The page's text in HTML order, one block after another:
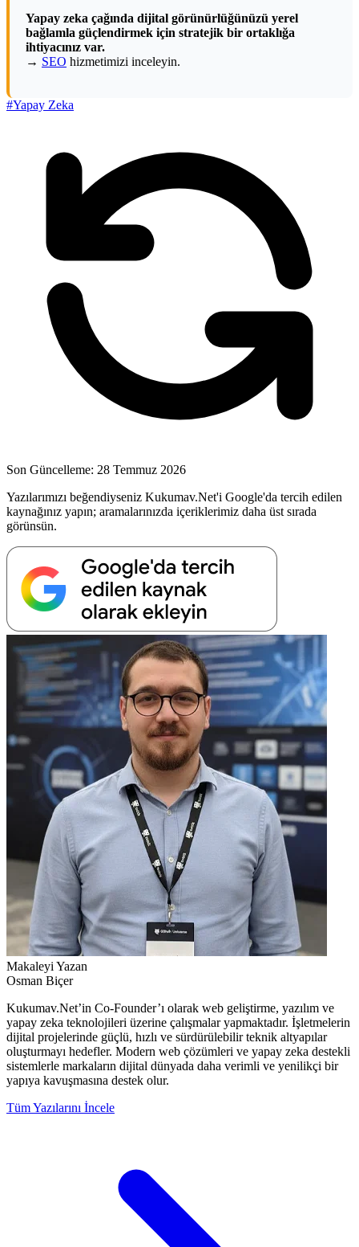
Yapay zeka çağında dijital görünürlüğünüzü yerel
bağlamla güçlendirmek için stratejik bir ortaklığa
ihtiyacınız var.
→ SEO hizmetimizi inceleyin.
#Yapay Zeka
Son Güncelleme: 28 Temmuz 2026
Yazılarımızı beğendiyseniz Kukumav.Net'i Google'da tercih edilen
kaynağınız yapın; aramalarınızda içeriklerimiz daha üst sırada
görünsün.
Makaleyi Yazan
Osman Biçer
Kukumav.Net’in Co-Founder’ı olarak web geliştirme, yazılım ve
yapay zeka teknolojileri üzerine çalışmalar yapmaktadır. İşletmelerin
dijital projelerinde güçlü, hızlı ve sürdürülebilir teknik altyapılar
oluşturmayı hedefler. Modern web çözümleri ve yapay zeka destekli
sistemlerle markaların dijital dünyada daha verimli ve yenilikçi bir
yapıya kavuşmasına destek olur.
Tüm Yazılarını İncele